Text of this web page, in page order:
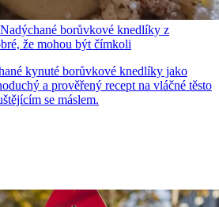
borůvkové knedlíky z
že mohou být čímkoli
kynuté borůvkové knedlíky jako
a prověřený recept na vláčné těsto
se máslem.